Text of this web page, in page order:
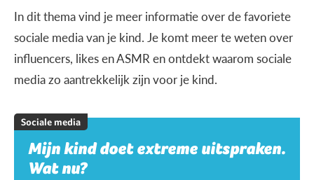
In dit thema vind je meer informatie over de favoriete
sociale media van je kind. Je komt meer te weten over
influencers, likes en ASMR en ontdekt waarom sociale
media zo aantrekkelijk zijn voor je kind.
Sociale media
Mijn kind doet extreme uitspraken.
Wat nu?